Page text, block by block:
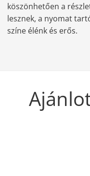
köszönhetően a
lesznek, a nyomat
színe élénk és erős.